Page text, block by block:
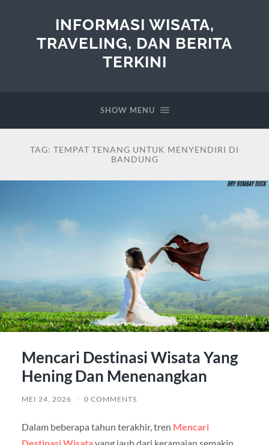
INFORMASI WISATA,
TRAVELING, DAN BERITA
TERKINI
SHOW MENU
TAG: TEMPAT TENANG UNTUK MENYENDIRI DI
BANDUNG
Mencari Destinasi Wisata Yang
Hening Dan Menenangkan
MEI 24, 2026 / 0 COMMENTS
Dalam beberapa tahun terakhir, tren Mencari
Destinasi Wisatayang jauh dari keramaian semakin